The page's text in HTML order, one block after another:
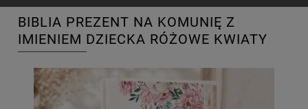
BIBLIA PREZENT NA KOMUNIĘ Z
IMIENIEM DZIECKA RÓŻOWE KWIATY